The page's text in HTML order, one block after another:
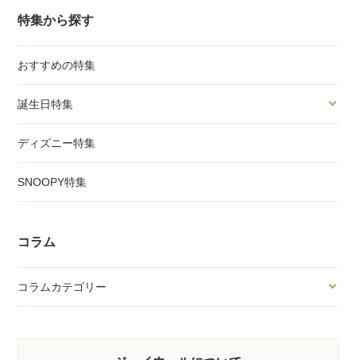
特集から探す
おすすめの特集
誕生日特集
ディズニー特集
SNOOPY特集
コラム
コラムカテゴリー